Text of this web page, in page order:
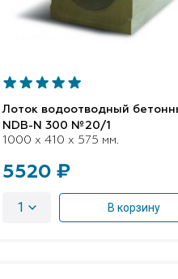
Лоток водоотводный
NDB-N 300 №20/1
1000 x 410 x 575 мм.
5520 ₽
1 В корзину